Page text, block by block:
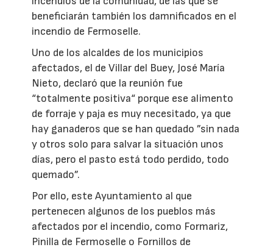
beneficiarán también los damnificados en el
incendio de Fermoselle.
Uno de los alcaldes de los municipios
afectados, el de Villar del Buey, José María
Nieto, declaró que la reunión fue
“totalmente positiva“ porque ese alimento
de forraje y paja es muy necesitado, ya que
hay ganaderos que se han quedado ”sin nada
y otros solo para salvar la situación unos
días, pero el pasto está todo perdido, todo
quemado”.
Por ello, este Ayuntamiento al que
pertenecen algunos de los pueblos más
afectados por el incendio, como Formariz,
Pinilla de Fermoselle o Fornillos de